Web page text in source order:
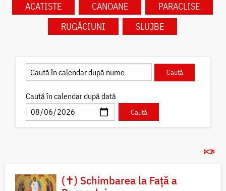
ACATISTE CANOANE
PARACLISE
RUGĂCIUNI
SLUJBE
Caută în calendar după dată
(✝) Schimbarea la Față a